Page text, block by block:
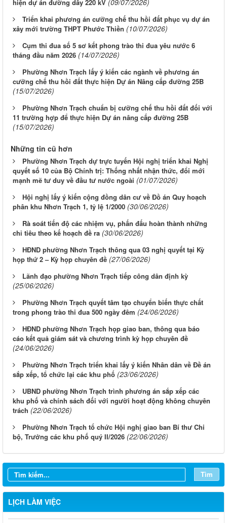
hiện dự án đường dây 220 kV
Triển khai phương án cưỡng chế thu hồi đất phục vụ dự án
xây mới trường THPT Phước Thiền (10/07/2026)
Cụm thi đua số 5 sơ kết phong trào thi đua yêu nước 6
tháng đầu năm 2026 (14/07/2026)
Phường Nhơn Trạch lấy ý kiến các ngành về phương án
cưỡng chế thu hồi đất thực hiện Dự án Nâng cấp đường 25B
(15/07/2026)
Phường Nhơn Trạch chuẩn bị cưỡng chế thu hồi đất đối với
11 trường hợp để thực hiện Dự án nâng cấp đường 25B
(15/07/2026)
Những tin cũ hơn
Phường Nhơn Trạch dự trực tuyến Hội nghị triển khai Nghị
quyết số 10 của Bộ Chính trị: Thống nhất nhận thức, đổi mới
mạnh mẽ tư duy về đầu tư nước ngoài (01/07/2026)
Hội nghị lấy ý kiến cộng đồng dân cư về Đồ án Quy hoạch
phân khu Nhơn Trạch 1, tỷ lệ 1/2000 (30/06/2026)
Rà soát tiến độ các nhiệm vụ, phấn đấu hoàn thành những
chỉ tiêu theo kế hoạch đề ra (30/06/2026)
HĐND phường Nhơn Trạch thông qua 03 nghị quyết tại Kỳ
họp thứ 2 – Kỳ họp chuyên đề (27/06/2026)
Lãnh đạo phường Nhơn Trạch tiếp công dân định kỳ
(25/06/2026)
Phường Nhơn Trạch quyết tâm tạo chuyển biến thực chất
trong phong trào thi đua 500 ngày đêm (24/06/2026)
HĐND phường Nhơn Trạch họp giao ban, thông qua báo
cáo kết quả giám sát và chương trình kỳ họp chuyên đề
(24/06/2026)
Phường Nhơn Trạch triển khai lấy ý kiến Nhân dân về Đề án
sắp xếp, tổ chức lại các khu phố (23/06/2026)
UBND phường Nhơn Trạch trình phương án sắp xếp các
khu phố và chính sách đối với người hoạt động không chuyên
trách (22/06/2026)
Phường Nhơn Trạch tổ chức Hội nghị giao ban Bí thư Chi
bộ, Trưởng các khu phố quý II/2026 (22/06/2026)
Tìm
LỊCH LÀM VIỆC
Thông báo lịch làm việc tuần của HĐND và UBND phường
Nhơn Trạch( từ ngày 03/08/2026 đến ngày 08/08/2026)
Thông báo lịch làm việc tuần của HĐND và UBND Phường
Nhơn Trạch ( từ ngày 20/7/2026 đến ngày 25/7/2026)